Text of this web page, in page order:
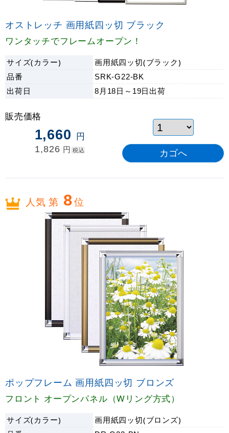
オストレッチ 画用紙四ッ切 ブラック
ワンタッチでフレームオープン！
サイズ(カラー)
画用紙四ッ切(ブラック)
品番
SRK-G22-BK
出荷日 8月18日～19日 出荷
販売価格
1,660 円
1,826 円 税込
人気 第 8位
ポップフレーム 画用紙四ッ切 ブロンズ
フロント オープンパネル（Wリング方式）
サイズ(カラー)
画用紙四ッ切(ブロンズ)